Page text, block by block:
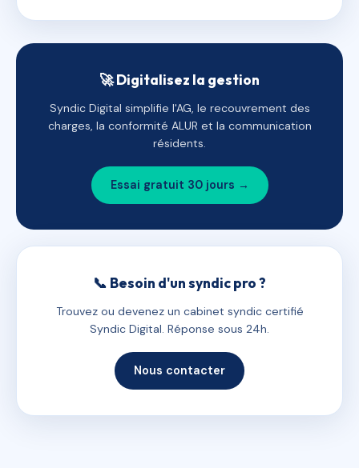
🚀 Digitalisez la gestion
Syndic Digital simplifie l'AG, le recouvrement des
charges, la conformité ALUR et la communication
résidents.
Essai gratuit 30 jours →
📞 Besoin d'un syndic pro ?
Trouvez ou devenez un cabinet syndic certifié
Syndic Digital. Réponse sous 24h.
Nous contacter